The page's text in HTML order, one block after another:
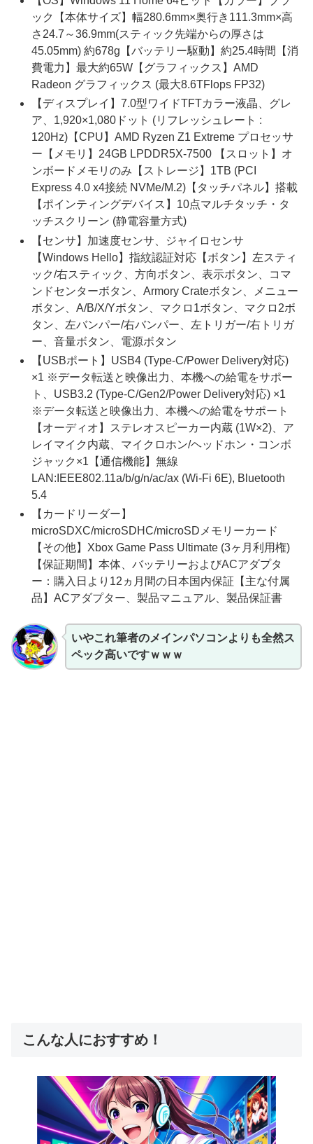
ック【本体サイズ】幅280.6mm×奥行き111.3mm×高
さ24.7～36.9mm(スティック先端からの厚さは
45.05mm) 約678g【バッテリー駆動】約25.4時間【消
費電力】最大約65W【グラフィックス】AMD
Radeon グラフィックス (最大8.6TFlops FP32)
【ディスプレイ】7.0型ワイドTFTカラー液晶、グレ
ア、1,920×1,080ドット (リフレッシュレート :
120Hz)【CPU】AMD Ryzen Z1 Extreme プロセッサ
ー【メモリ】24GB LPDDR5X-7500 【スロット】オ
ンボードメモリのみ【ストレージ】1TB (PCI
Express 4.0 x4接続 NVMe/M.2)【タッチパネル】搭載
【ポインティングデバイス】10点マルチタッチ・タ
ッチスクリーン (静電容量方式)
【センサ】加速度センサ、ジャイロセンサ
【Windows Hello】指紋認証対応【ボタン】左スティ
ック/右スティック、方向ボタン、表示ボタン、コマ
ンドセンターボタン、Armory Crateボタン、メニュー
ボタン、A/B/X/Yボタン、マクロ1ボタン、マクロ2ボ
タン、左バンパー/右バンパー、左トリガー/右トリガ
ー、音量ボタン、電源ボタン
【USBポート】USB4 (Type-C/Power Delivery対応)
×1 ※データ転送と映像出力、本機への給電をサポー
ト、USB3.2 (Type-C/Gen2/Power Delivery対応) ×1
※データ転送と映像出力、本機への給電をサポート
【オーディオ】ステレオスピーカー内蔵 (1W×2)、ア
レイマイク内蔵、マイクロホン/ヘッドホン・コンボ
ジャック×1【通信機能】無線
LAN:IEEE802.11a/b/g/n/ac/ax (Wi-Fi 6E), Bluetooth
5.4
【カードリーダー】
microSDXC/microSDHC/microSDメモリーカード
【その他】Xbox Game Pass Ultimate (3ヶ月利用権)
【保証期間】本体、バッテリーおよびACアダプタ
ー：購入日より12ヵ月間の日本国内保証【主な付属
品】ACアダプター、製品マニュアル、製品保証書
いやこれ筆者のメインパソコンよりも全然ス
ペック高いですｗｗｗ
こんな人におすすめ！